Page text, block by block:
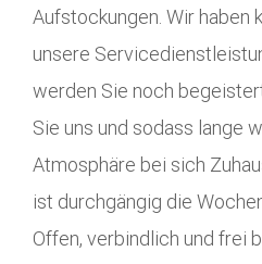
Aufstockungen. Wir haben
unsere
werden Sie noch
Sie uns und sodass lange
Atmosphäre bei sich
ist durchgängig die
Offen, verbindlich und frei